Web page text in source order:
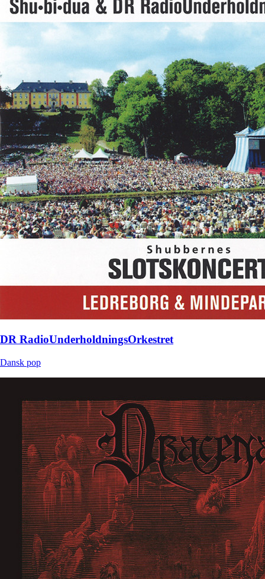
DR RadioUnderholdningsOrkestret
Dansk pop